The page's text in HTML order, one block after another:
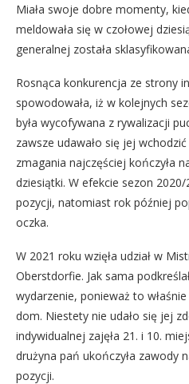
Miała swoje dobre momenty,
meldowała się w czołowej
generalnej została
Rosnąca konkurencja ze strony
spowodowała, iż w kolejnych
była wycofywana z rywalizacji
zawsze udawało się jej
zmagania najczęściej kończyła
dziesiątki. W efekcie sezon 2020/
pozycji, natomiast rok później
oczka.
W 2021 roku wzięła udział w
Oberstdorfie. Jak sama
wydarzenie, ponieważ to
dom. Niestety nie udało się jej
indywidualnej zajęła 21. i 10.
drużyna pań ukończyła zawody
pozycji.